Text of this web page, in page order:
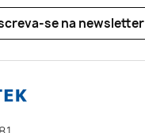
se na newsletter